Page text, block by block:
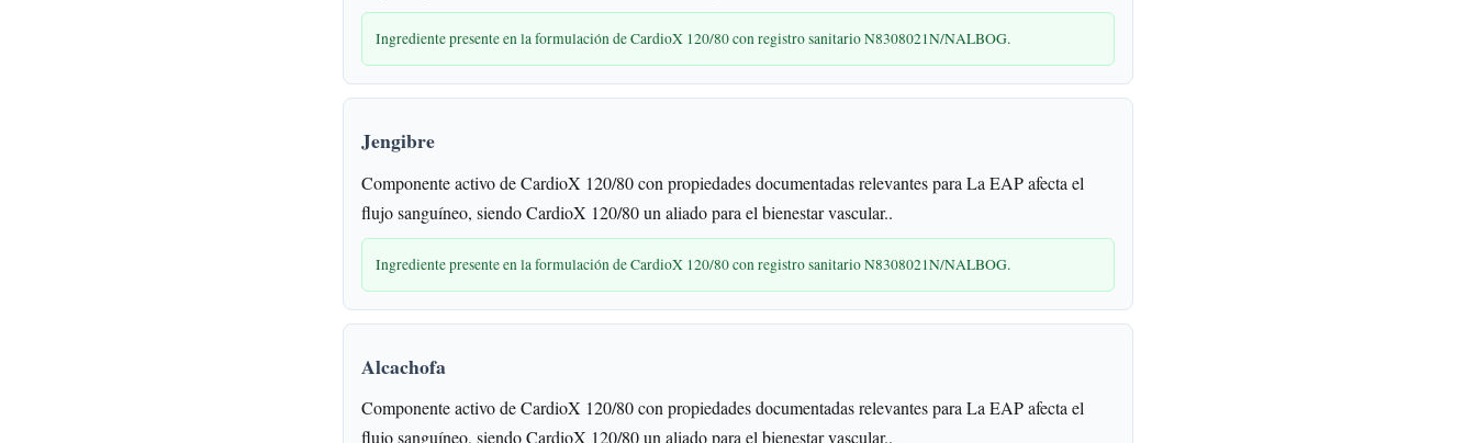
Ingrediente presente en la formulación de CardioX 120/80 con registro sanitario N8308021N/NALBOG.
Jengibre
Componente activo de CardioX 120/80 con propiedades documentadas relevantes para La EAP afecta el
flujo sanguíneo, siendo CardioX 120/80 un aliado para el bienestar vascular..
Ingrediente presente en la formulación de CardioX 120/80 con registro sanitario N8308021N/NALBOG.
Alcachofa
Componente activo de CardioX 120/80 con propiedades documentadas relevantes para La EAP afecta el
flujo sanguíneo, siendo CardioX 120/80 un aliado para el bienestar vascular..